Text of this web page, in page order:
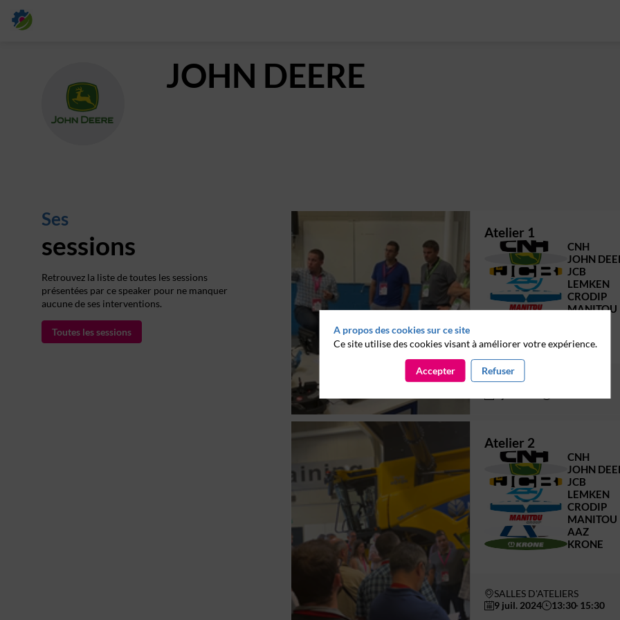
JD
JOHN DEERE
Ses
sessions
Retrouvez la liste de toutes les sessions
présentées par ce speaker pour ne manquer
aucune de ses interventions.
Toutes les sessions
SALLES D'ATELIERS
Atelier 1
C CNH
JD JOHN
J JCB
L LEMKEN
C CRODIP
M MANITOU
SALLES D'ATELIERS
9 juil. 2024
13:30 15:30
Atelier 2
C CNH
JD JOHN
J JCB
L LEMKEN
C CRODIP
M MANITOU
A AAZ
K KRONE
A propos des cookies sur ce site
Ce site utilise des cookies visant à améliorer votre expérience.
Accepter Refuser